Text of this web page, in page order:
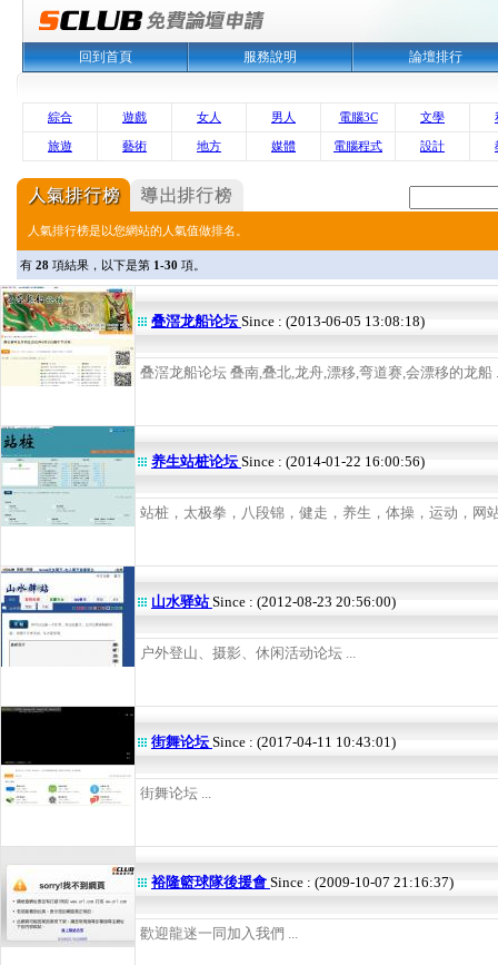
回到首頁 服務說明 論壇排行
綜合 遊戲 女人 男人 電腦3C 文學
旅遊 藝術 地方 媒體 電腦程式 設計
人氣排行榜是以您網站的人氣值做排名。
有 28 項結果，以下是第 1-30 項。
叠滘龙船论坛Since : (2013-06-05 13:08:18)
叠滘龙船论坛 叠南,叠北,龙舟,漂移,弯道赛,会漂移的龙船
养生站桩论坛Since : (2014-01-22 16:00:56)
站桩，太极拳，八段锦，健走，养生，体操，运动，
山水驿站Since : (2012-08-23 20:56:00)
户外登山、摄影、休闲活动论坛 ...
街舞论坛Since : (2017-04-11 10:43:01)
街舞论坛 ...
裕隆籃球隊後援會 Since : (2009-10-07 21:16:37)
歡迎龍迷一同加入我們 ...